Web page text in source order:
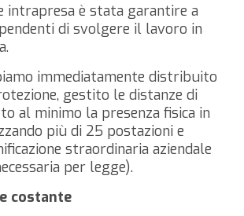
intrapresa è stata garantire a
di svolgere il lavoro in
immediatamente distribuito
gestito le distanze di
al minimo la presenza fisica in
più di 25 postazioni e
straordinaria aziendale
per legge).
costante